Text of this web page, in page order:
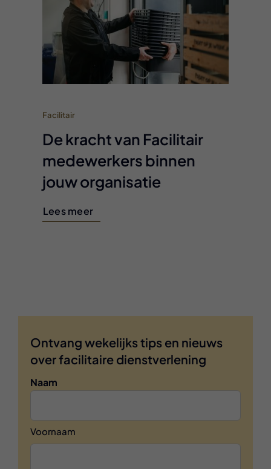
Facilitair
De kracht van Facilitair
medewerkers binnen
jouw organisatie
Lees meer
Ontvang wekelijks tips en nieuws
over facilitaire dienstverlening
Naam
Voornaam